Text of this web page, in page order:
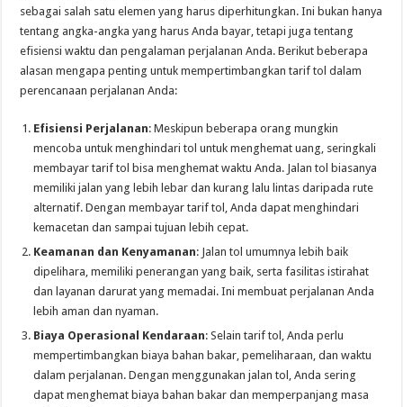
sebagai salah satu elemen yang harus diperhitungkan. Ini bukan hanya
tentang angka-angka yang harus Anda bayar, tetapi juga tentang
efisiensi waktu dan pengalaman perjalanan Anda. Berikut beberapa
alasan mengapa penting untuk mempertimbangkan tarif tol dalam
perencanaan perjalanan Anda:
Efisiensi Perjalanan: Meskipun beberapa orang mungkin
mencoba untuk menghindari tol untuk menghemat uang, seringkali
membayar tarif tol bisa menghemat waktu Anda. Jalan tol biasanya
memiliki jalan yang lebih lebar dan kurang lalu lintas daripada rute
alternatif. Dengan membayar tarif tol, Anda dapat menghindari
kemacetan dan sampai tujuan lebih cepat.
Keamanan dan Kenyamanan: Jalan tol umumnya lebih baik
dipelihara, memiliki penerangan yang baik, serta fasilitas istirahat
dan layanan darurat yang memadai. Ini membuat perjalanan Anda
lebih aman dan nyaman.
Biaya Operasional Kendaraan: Selain tarif tol, Anda perlu
mempertimbangkan biaya bahan bakar, pemeliharaan, dan waktu
dalam perjalanan. Dengan menggunakan jalan tol, Anda sering
dapat menghemat biaya bahan bakar dan memperpanjang masa